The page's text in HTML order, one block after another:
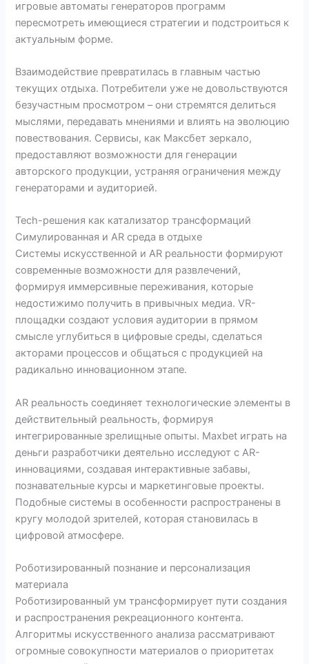
игровые автоматы генераторов программ
пересмотреть имеющиеся стратегии и подстроиться к
актуальным форме.
Взаимодействие превратилась в главным частью
текущих отдыха. Потребители уже не довольствуются
безучастным просмотром – они стремятся делиться
мыслями, передавать мнениями и влиять на эволюцию
повествования. Сервисы, как Максбет зеркало,
предоставляют возможности для генерации
авторского продукции, устраняя ограничения между
генераторами и аудиторией.
Tech-решения как катализатор трансформаций
Симулированная и AR среда в отдыхе
Системы искусственной и AR реальности формируют
современные возможности для развлечений,
формируя иммерсивные переживания, которые
недостижимо получить в привычных медиа. VR-
площадки создают условия аудитории в прямом
смысле углубиться в цифровые среды, сделаться
акторами процессов и общаться с продукцией на
радикально инновационном этапе.
AR реальность соединяет технологические элементы в
действительный реальность, формируя
интегрированные зрелищные опыты. Maxbet играть на
деньги разработчики деятельно исследуют с AR-
инновациями, создавая интерактивные забавы,
познавательные курсы и маркетинговые проекты.
Подобные системы в особенности распространены в
кругу молодой зрителей, которая становилась в
цифровой атмосфере.
Роботизированный познание и персонализация
материала
Роботизированный ум трансформирует пути создания
и распространения рекреационного контента.
Алгоритмы искусственного анализа рассматривают
огромные совокупности материалов о приоритетах